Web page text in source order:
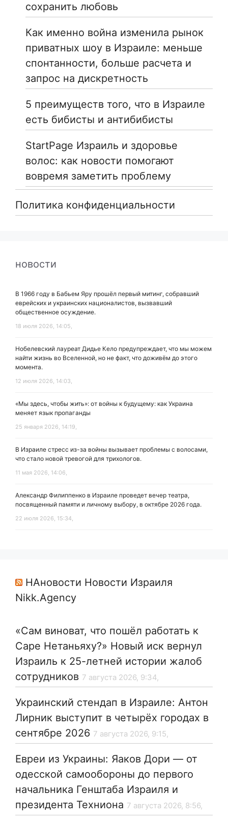
сохранить любовь
Как именно война изменила рынок
приватных шоу в Израиле: меньше
спонтанности, больше расчета и
запрос на дискретность
5 преимуществ того, что в Израиле
есть бибисты и антибибисты
StartPage Израиль и здоровье
волос: как новости помогают
вовремя заметить проблему
Политика конфиденциальности
новости
В 1966 году в Бабьем Яру прошёл первый митинг, собравший
еврейских и украинских националистов, вызвавший
общественное осуждение.
18 июля 2026, 14:05,
Нобелевский лауреат Дидье Кело предупреждает, что мы можем
найти жизнь во Вселенной, но не факт, что доживём до этого
момента.
12 июля 2026, 14:03,
«Мы здесь, чтобы жить»: от войны к будущему: как Украина
меняет язык пропаганды
25 января 2026, 14:19,
В Израиле стресс из-за войны вызывает проблемы с волосами,
что стало новой тревогой для трихологов.
11 мая 2026, 14:06,
Александр Филиппенко в Израиле проведет вечер театра,
посвященный памяти и личному выбору, в октябре 2026 года.
22 июля 2026, 15:34,
НАновости Новости Израиля
Nikk.Agency
«Сам виноват, что пошёл работать к
Саре Нетаньяху?» Новый иск вернул
Израиль к 25-летней истории жалоб
сотрудников 7 августа 2026, 9:34,
Украинский стендап в Израиле: Антон
Лирник выступит в четырёх городах в
сентябре 2026 7 августа 2026, 9:15,
Евреи из Украины: Яаков Дори — от
одесской самообороны до первого
начальника Генштаба Израиля и
президента Техниона 7 августа 2026, 8:56,